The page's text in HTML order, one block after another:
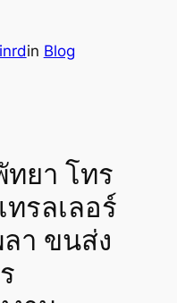
in Blog
ยา โทร
ทรลเลอร์
ลา ขนส่ง